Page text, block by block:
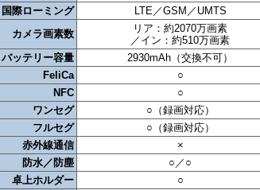
国際ローミング
LTE／GSM／UMTS
カメラ画素数
リア：約2070万画素
／イン：約510万画素
バッテリー容量
2930mAh（交換不可）
FeliCa
○
NFC
○
ワンセグ
○（録画対応）
フルセグ
○（録画対応）
赤外線通信
×
防水／防塵
○／○
卓上ホルダー
○